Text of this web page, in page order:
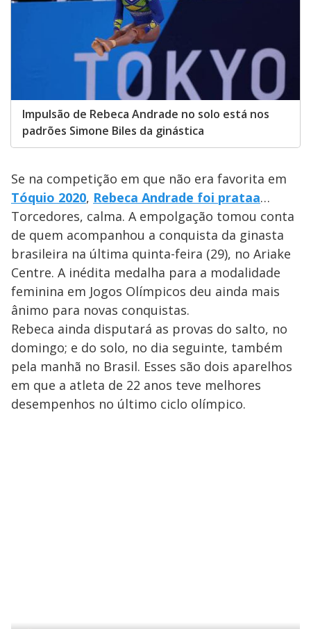
Impulsão de Rebeca Andrade no solo está nos
padrões Simone Biles da ginástica
Se na competição em que não era favorita em
Tóquio 2020, Rebeca Andrade foi prataa…
Torcedores, calma. A empolgação tomou conta
de quem acompanhou a conquista da ginasta
brasileira na última quinta-feira (29), no Ariake
Centre. A inédita medalha para a modalidade
feminina em Jogos Olímpicos deu ainda mais
ânimo para novas conquistas.
Rebeca ainda disputará as provas do salto, no
domingo; e do solo, no dia seguinte, também
pela manhã no Brasil. Esses são dois aparelhos
em que a atleta de 22 anos teve melhores
desempenhos no último ciclo olímpico.